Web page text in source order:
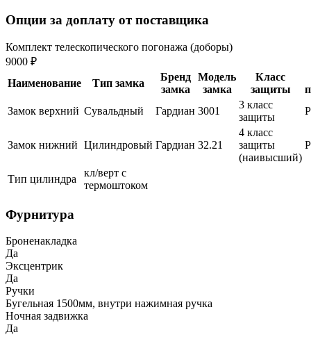
Опции за доплату от поставщика
Комплект телескопического погонажа (доборы)
9000 ₽
Наименование
Тип замка
Бренд
замка
Модель
замка
Класс
защиты
Замок верхний Сувальдный Гардиан 3001
3 класс
защиты
Замок нижний Цилиндровый Гардиан 32.21
4 класс
защиты
(наивысший)
Тип цилиндра
кл/верт с
термоштоком
Фурнитура
Броненакладка
Да
Эксцентрик
Да
Ручки
Бугельная 1500мм, внутри нажимная ручка
Ночная задвижка
Да